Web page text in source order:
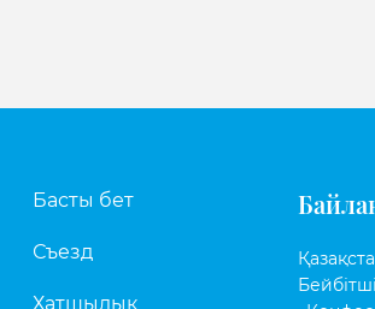
Басты бет
Съезд
Хатшылық